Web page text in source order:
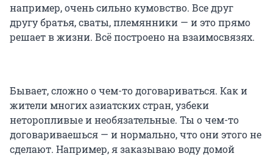
например, очень сильно кумовство. Все друг
другу братья, сваты, племянники — и это прямо
решает в жизни. Всё построено на взаимосвязях.
Бывает, сложно о чем-то договариваться. Как и
жители многих азиатских стран, узбеки
неторопливые и необязательные. Ты о чем-то
договариваешься — и нормально, что они этого не
сделают. Например, я заказываю воду домой